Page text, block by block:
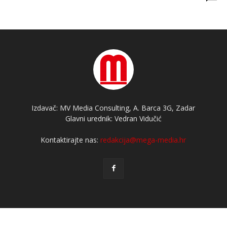
Izdavač: MV Media Consulting, A. Barca 3G, Zadar
Glavni urednik: Vedran Vidučić
Kontaktirajte nas:redakcija@mega-media.hr